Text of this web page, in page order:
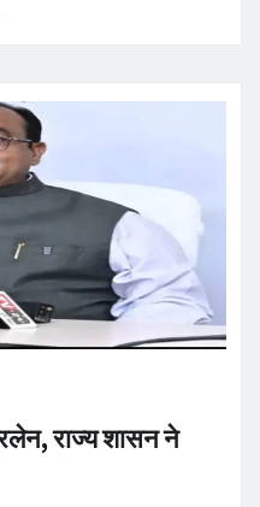
राज्य शासन ने